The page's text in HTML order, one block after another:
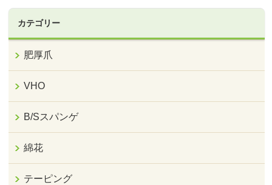
カテゴリー
肥厚爪
VHO
B/Sスパンゲ
綿花
テーピング